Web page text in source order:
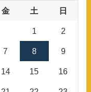
金 土 日
1 2
7 8 9
14 15 16